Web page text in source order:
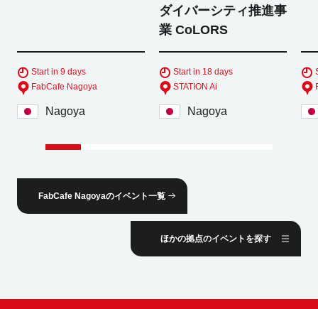
Start in 9 days
FabCafe Nagoya
Nagoya
ダイバーシティ推進事
業 CoLORS
Start in 18 days
STATION Ai
Nagoya
FabCafe Nagoyaのイベント一覧
ほかの拠点のイベントを探す